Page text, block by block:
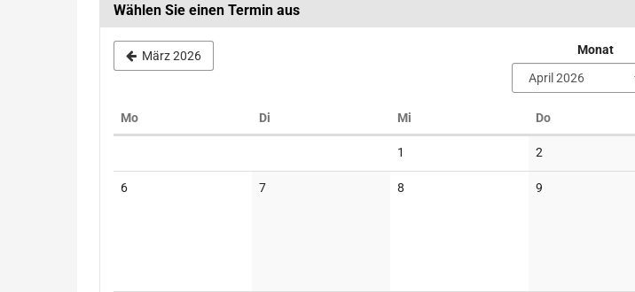
Wählen Sie einen Termin aus
März 2026 Monat
MoMontag Di Mi DoDonnerstag
1
Veranstaltungen
2
Veranstaltungen
6Keine
7Keine
8 9